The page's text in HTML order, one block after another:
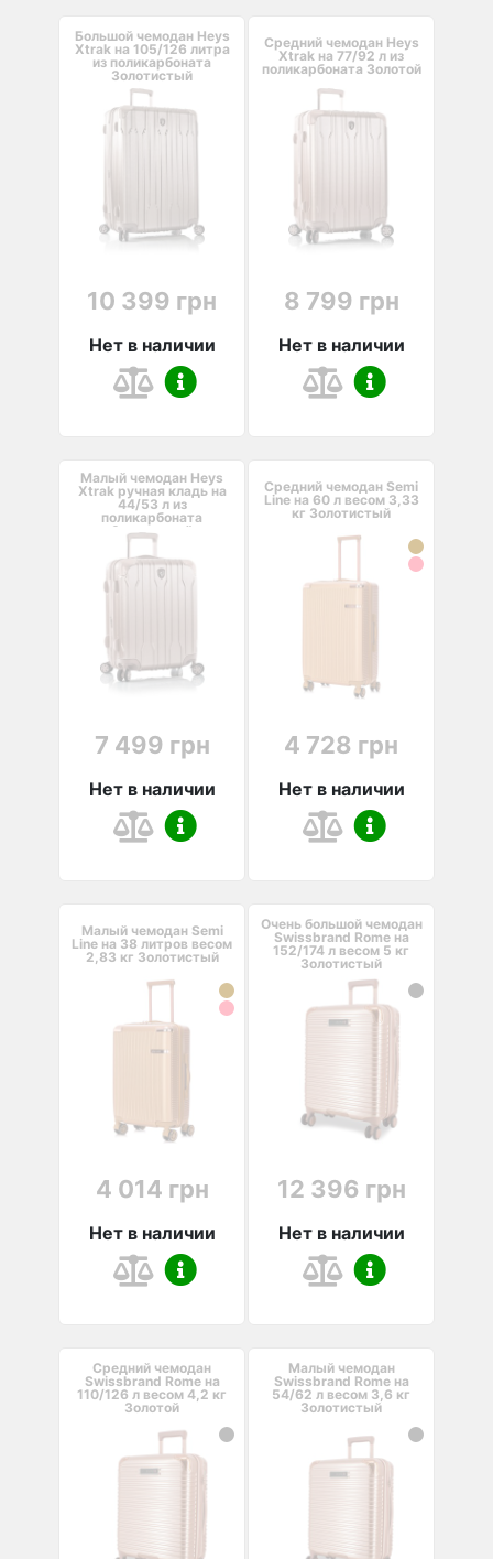
Большой чемодан Heys
Xtrak на 105/126 литра
из поликарбоната
Золотистый
10 399 грн
Нет в наличии
Средний чемодан Heys
Xtrak на 77/92 л из
поликарбоната Золотой
8 799 грн
Нет в наличии
Малый чемодан Heys
Xtrak ручная кладь на
44/53 л из
поликарбоната
Золотистый
7 499 грн
Нет в наличии
Средний чемодан Semi
Line на 60 л весом 3,33
кг Золотистый
4 728 грн
Нет в наличии
Малый чемодан Semi
Line на 38 литров весом
2,83 кг Золотистый
4 014 грн
Нет в наличии
Очень большой чемодан
Swissbrand Rome на
152/174 л весом 5 кг
Золотистый
12 396 грн
Нет в наличии
Средний чемодан
Swissbrand Rome на
110/126 л весом 4,2 кг
Золотой
Малый чемодан
Swissbrand Rome на
54/62 л весом 3,6 кг
Золотистый